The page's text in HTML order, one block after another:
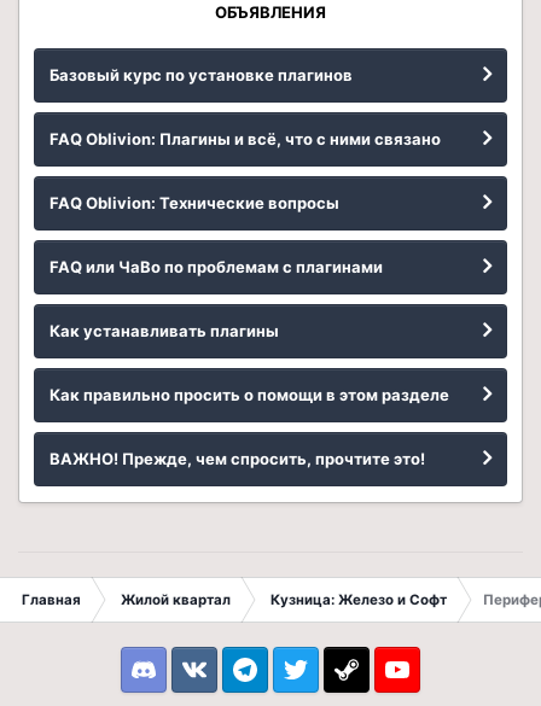
ОБЪЯВЛЕНИЯ
Базовый курс по установке плагинов
FAQ Oblivion: Плагины и всё, что с ними связано
FAQ Oblivion: Технические вопросы
FAQ или ЧаВо по проблемам с плагинами
Как устанавливать плагины
Как правильно просить о помощи в этом разделе
ВАЖНО! Прежде, чем спросить, прочтите это!
Главная Жилой квартал Кузница: Железо и Софт
DiscordVK TelegramTwitter Steam Youtube